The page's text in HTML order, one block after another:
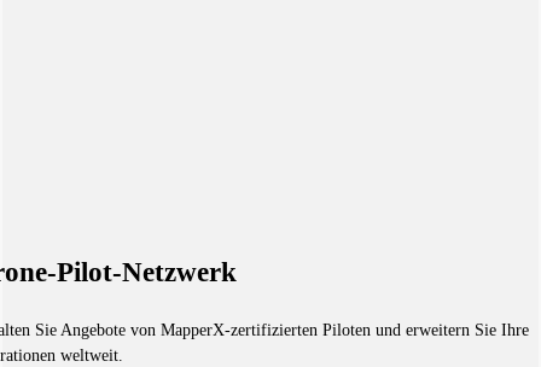
Pilot-Netzwerk
Sie Angebote von MapperX-zertifizierten Piloten und erweitern Sie Ihre
weltweit.